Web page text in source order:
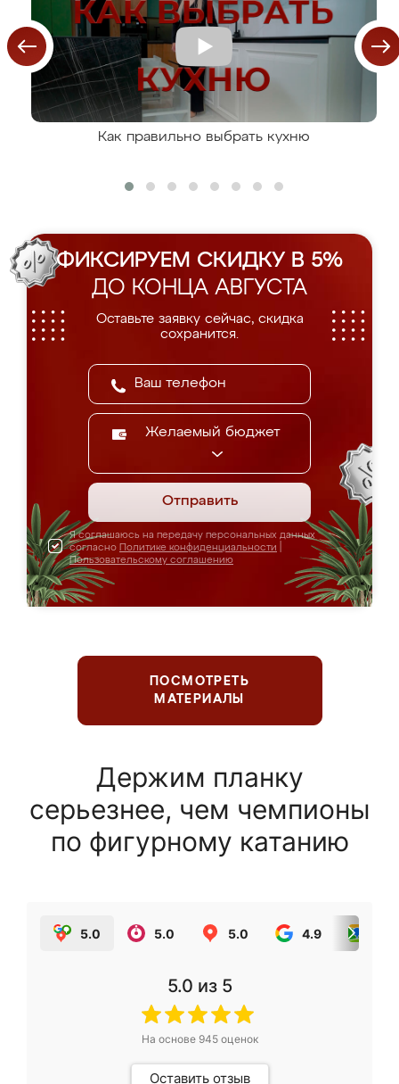
Как правильно выбрать кухню
ФИКСИРУЕМ СКИДКУ В 5%
ДО КОНЦА АВГУСТА
Оставьте заявку сейчас, скидка
сохранится.
Желаемый бюджет
Отправить
Я соглашаюсь на передачу персональных данных
согласно Политике конфиденциальности
Пользовательскому соглашению
ПОСМОТРЕТЬ
МАТЕРИАЛЫ
Держим планку
серьезнее, чем чемпионы
по фигурному катанию
5.0 5.0 5.0 4.9
5.0 из 5
На основе 945оценок
Оставить отзыв